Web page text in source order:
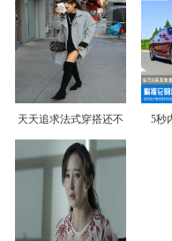
天天追求法式穿搭还不 5秒